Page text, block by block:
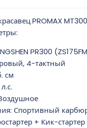
PROMAX
PR300
4-тактный
см
Спортивный
+ Кик-стартер